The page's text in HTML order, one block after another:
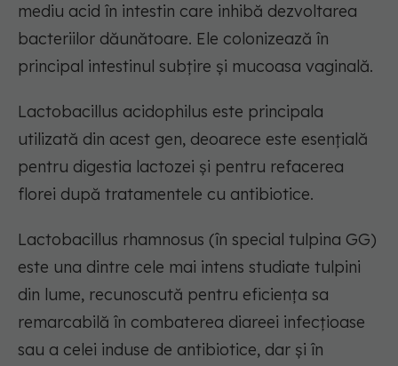
mediu acid în intestin care inhibă dezvoltarea
bacteriilor dăunătoare. Ele colonizează în
principal intestinul subțire și mucoasa vaginală.
Lactobacillus acidophilus este principala
utilizată din acest gen, deoarece este esențială
pentru digestia lactozei și pentru refacerea
florei după tratamentele cu antibiotice.
Lactobacillus rhamnosus (în special tulpina GG)
este una dintre cele mai intens studiate tulpini
din lume, recunoscută pentru eficiența sa
remarcabilă în combaterea diareei infecțioase
sau a celei induse de antibiotice, dar și în